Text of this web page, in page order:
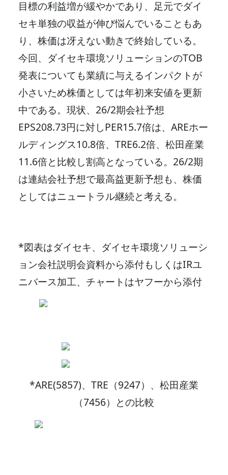
目標の利益増が緩やかであり、足元でダイ
セキ単独の収益が伸び悩んでいることもあ
り、株価は冴えない動きで終始している。
今回、ダイセキ環境ソリューションのTOB
発表についても業績に与えるインパクトが
小さいため株価としては年初来安値を更新
中である。現状、26/2期会社予想
EPS208.73円に対しPER15.7倍は、AREホー
ルディングス10.8倍、TRE6.2倍、松田産業
11.6倍と比較し割高となっている。26/2期
は連結会社予想で最高益更新予想も、株価
としてはニュートラル継続と考える。
*図表はダイセキ、ダイセキ環境ソリューシ
ョン会社説明会資料から添付もしくはIRユ
ニバース加工、チャートはヤフーから添付
*ARE(5857)、TRE（9247）、松田産業
（7456）との比較